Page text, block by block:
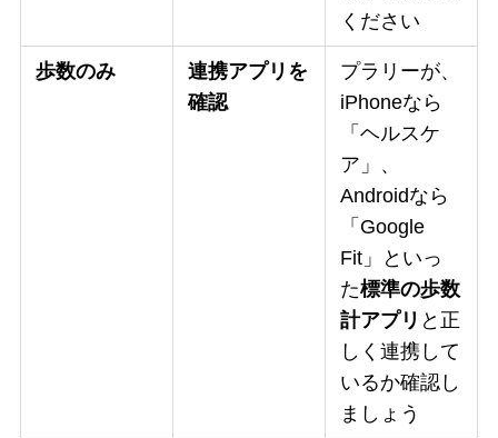
ください
歩数のみ
連携アプリを
確認
プラリーが、
iPhoneなら
「ヘルスケ
ア」、
Androidなら
「Google
Fit」といっ
た標準の歩数
計アプリ と正
しく連携して
いるか確認し
ましょう